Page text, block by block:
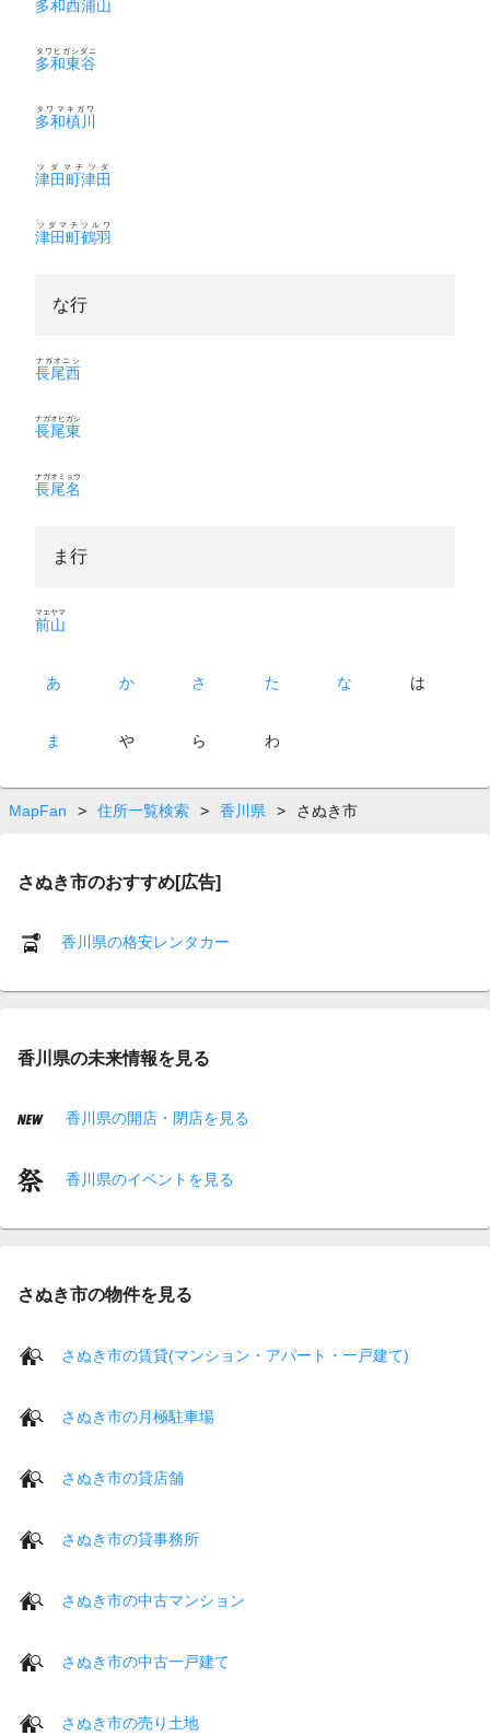
多和西浦山
多和東谷
タワヒガシダニ
多和槙川
タワマキガワ
津田町津田
ツダマチツダ
津田町鶴羽
ツダマチツルワ
な行
長尾西
ナガオニシ
長尾東
ナガオヒガシ
長尾名
ナガオミョウ
ま行
前山
マエヤマ
あ か さ た な は
ま や ら わ
MapFan > 住所一覧検索 > 香川県 > さぬき市
さぬき市のおすすめ[広告]
香川県の格安レンタカー
香川県の未来情報を見る
香川県の開店・閉店を見る
香川県のイベントを見る
さぬき市の物件を見る
さぬき市の賃貸(マンション・アパート・一戸建て)
さぬき市の月極駐車場
さぬき市の貸店舗
さぬき市の貸事務所
さぬき市の中古マンション
さぬき市の中古一戸建て
さぬき市の売り土地